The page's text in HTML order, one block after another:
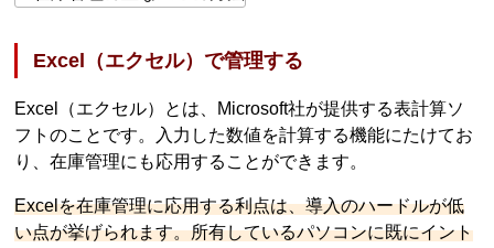
Excel（エクセル）で管理する
Excel（エクセル）とは、Microsoft社が提供する表計算ソ
フトのことです。入力した数値を計算する機能にたけてお
り、在庫管理にも応用することができます。
Excelを在庫管理に応用する利点は、導入のハードルが低
い点が挙げられます。所有しているパソコンに既にイント